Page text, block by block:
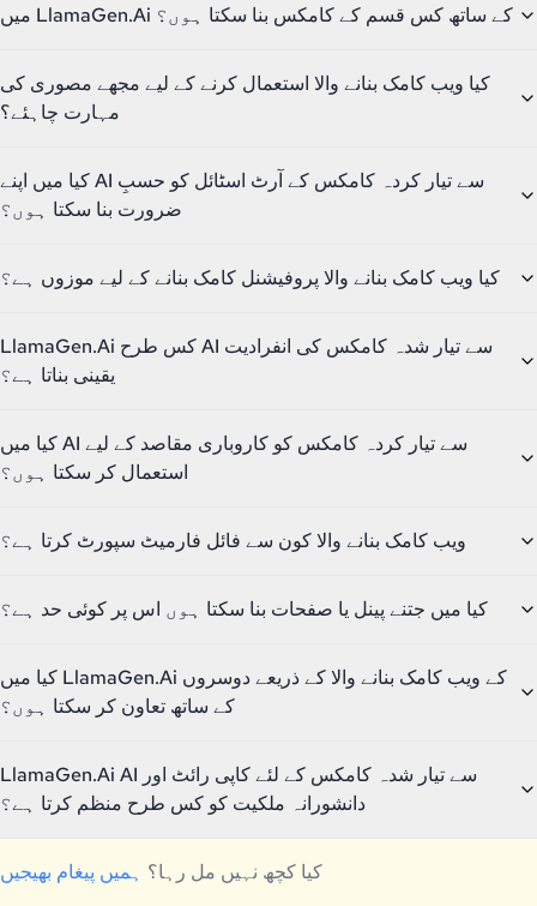
میں LlamaGen.Ai کے ساتھ کس قسم کے کامکس بنا سکتا ہوں؟
کیا ویب کامک بنانے والا استعمال کرنے کے لیے مجھے مصوری کی
مہارت چاہئے؟
کیا میں اپنے AI سے تیار کردہ کامکس کے آرٹ اسٹائل کو حسبِ
ضرورت بنا سکتا ہوں؟
کیا ویب کامک بنانے والا پروفیشنل کامک بنانے کے لیے موزوں ہے؟
LlamaGen.Ai کس طرح AI سے تیار شدہ کامکس کی انفرادیت
یقینی بناتا ہے؟
کیا میں AI سے تیار کردہ کامکس کو کاروباری مقاصد کے لیے
استعمال کر سکتا ہوں؟
ویب کامک بنانے والا کون سے فائل فارمیٹ سپورٹ کرتا ہے؟
کیا میں جتنے پینل یا صفحات بنا سکتا ہوں اس پر کوئی حد ہے؟
کیا میں LlamaGen.Ai کے ویب کامک بنانے والا کے ذریعے دوسروں
کے ساتھ تعاون کر سکتا ہوں؟
LlamaGen.Ai AI سے تیار شدہ کامکس کے لئے کاپی رائٹ اور
دانشورانہ ملکیت کو کس طرح منظم کرتا ہے؟
کیا کچھ نہیں مل رہا؟ ہمیں پیغام بھیجیں